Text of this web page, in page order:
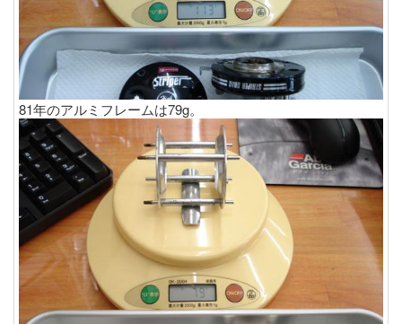
81年のアルミフレームは79g。